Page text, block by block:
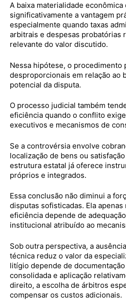
A baixa materialidade
significativamente a vantagem
especialmente quando taxas
arbitrais e despesas probatórias
relevante do valor discutido.
Nessa hipótese, o procedimento
desproporcionais em relação ao
potencial da disputa.
O processo judicial também
eficiência quando o conflito
executivos e mecanismos de
Se a controvérsia envolve
localização de bens ou
estrutura estatal já oferece
próprios e integrados.
Essa conclusão não diminui a
disputas sofisticadas. Ela
eficiência depende de
institucional atribuído ao
Sob outra perspectiva, a
técnica reduz o valor da
litígio depende de
consolidada e aplicação
direito, a escolha de árbitros
compensar os custos adicionais.